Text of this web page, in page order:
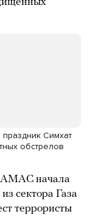
Симхат
обстрелов
начала
сектора Газа
террористы